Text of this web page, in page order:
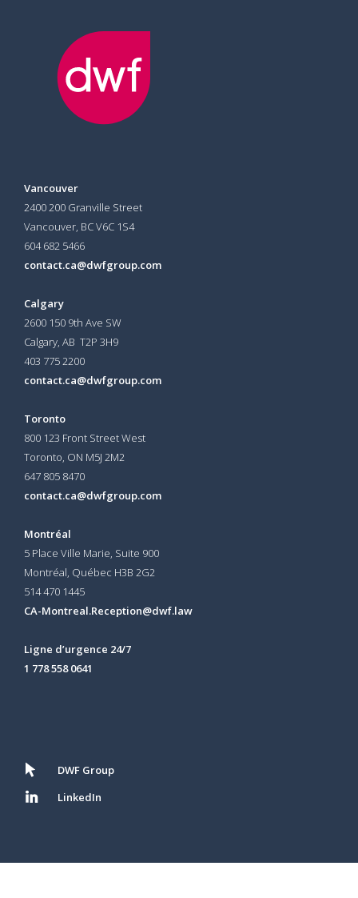
Vancouver
2400 200 Granville Street
Vancouver, BC V6C 1S4
604 682 5466
contact.ca@dwfgroup.com
Calgary
2600 150 9th Ave SW
Calgary, AB T2P 3H9
403 775 2200
contact.ca@dwfgroup.com
Toronto
800 123 Front Street West
Toronto, ON M5J 2M2
647 805 8470
contact.ca@dwfgroup.com
Montréal
5 Place Ville Marie, Suite 900
Montréal, Québec H3B 2G2
514 470 1445
CA-Montreal.Reception@dwf.law
Ligne d’urgence 24/7
1 778 558 0641
DWF Group
LinkedIn